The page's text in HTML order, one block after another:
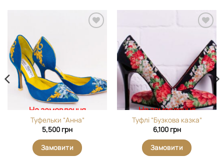
На замовлення
Туфельки “Анна”
5,500 грн
Замовити
виріб у
вибране
На замовлення
Туфлі “Бузкова казка”
6,100 грн
Замовити